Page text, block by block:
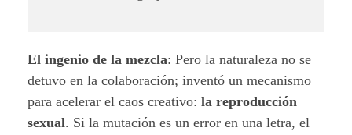
El ingenio de la mezcla: Pero la naturaleza no se
detuvo en la colaboración; inventó un mecanismo
para acelerar el caos creativo: la reproducción
sexual. Si la mutación es un error en una letra, el